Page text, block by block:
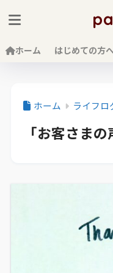
ホーム はじめての方
ホーム ライフロ
「お客さま